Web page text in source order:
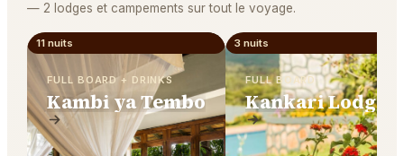
— 2 lodges et campements sur tout le voyage.
11 nuits
FULL BOARD + DRINKS
Kambi ya Tembo
3 nuits
FULL BOARD
Kankari Lodge